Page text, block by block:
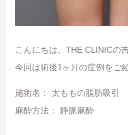
こんにちは、THE CLINICの
今回は術後1ヶ月の症例をご
施術名：
太ももの脂肪吸引
麻酔方法：
静脈麻酔